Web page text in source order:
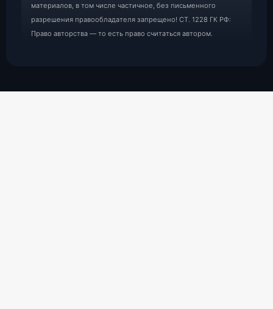
материалов, в том числе частичное, без письменного
разрешения правообладателя запрещено! СТ. 1228 ГК РФ:
Право авторства — то есть право считаться автором.